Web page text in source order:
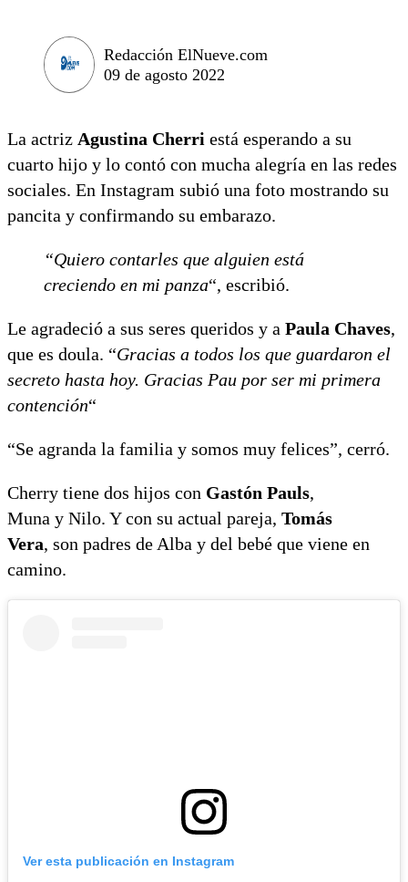
Redacción ElNueve.com
09 de agosto 2022
La actriz Agustina Cherri está esperando a su
cuarto hijo y lo contó con mucha alegría en las redes
sociales. En Instagram subió una foto mostrando su
pancita y confirmando su embarazo.
“Quiero contarles que alguien está
creciendo en mi panza“, escribió.
Le agradeció a sus seres queridos y a Paula Chaves,
que es doula. “Gracias a todos los que guardaron el
secreto hasta hoy. Gracias Pau por ser mi primera
contención“
“Se agranda la familia y somos muy felices”, cerró.
Cherry tiene dos hijos con Gastón Pauls,
Muna y Nilo. Y con su actual pareja, Tomás
Vera, son padres de Alba y del bebé que viene en
camino.
Ver esta publicación en Instagram